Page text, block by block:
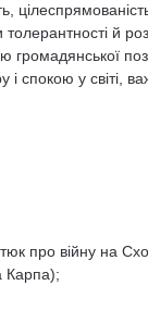
толерантності й
і спокою у світі,
про війну на
Карпа);